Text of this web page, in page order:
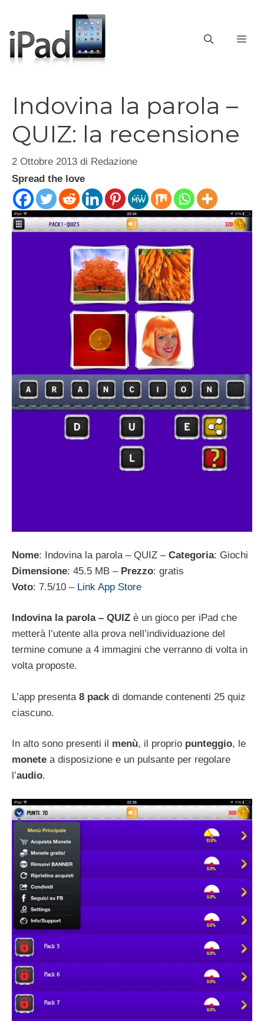
contenuto
Indovina la parola –
QUIZ: la recensione
2 Ottobre 2013 di Redazione
Spread the love
Nome: Indovina la parola – QUIZ – Categoria: Giochi
Dimensione: 45.5 MB – Prezzo: gratis
Voto: 7.5/10 – Link App Store
Indovina la parola – QUIZ è un gioco per iPad che
metterà l’utente alla prova nell’individuazione del
termine comune a 4 immagini che verranno di volta in
volta proposte.
L’app presenta 8 pack di domande contenenti 25 quiz
ciascuno.
In alto sono presenti il menù, il proprio punteggio, le
monete a disposizione e un pulsante per regolare
l’audio.